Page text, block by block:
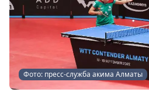
Фото: пресс-служба акима Алматы